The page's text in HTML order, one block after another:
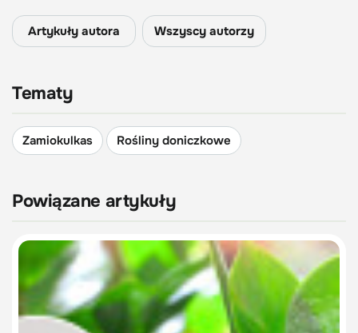
Artykuły autora Wszyscy autorzy
Tematy
Zamiokulkas Rośliny doniczkowe
Powiązane artykuły